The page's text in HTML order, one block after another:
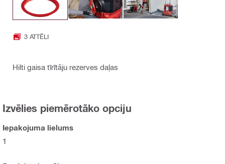
3 ATTĒLI
Hilti gaisa tīrītāju rezerves daļas
Izvēlies piemērotāko opciju
Iepakojuma lielums
1